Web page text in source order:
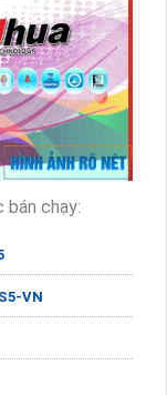
bán chạy:
VN